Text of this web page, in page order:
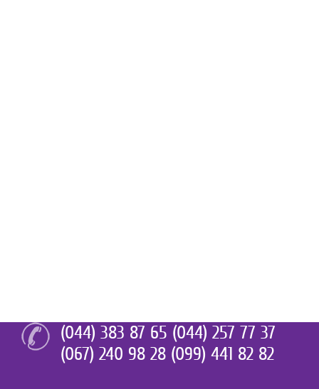
(044) 383 87 65 (044) 257 77 37
(067) 240 98 28 (099) 441 82 82